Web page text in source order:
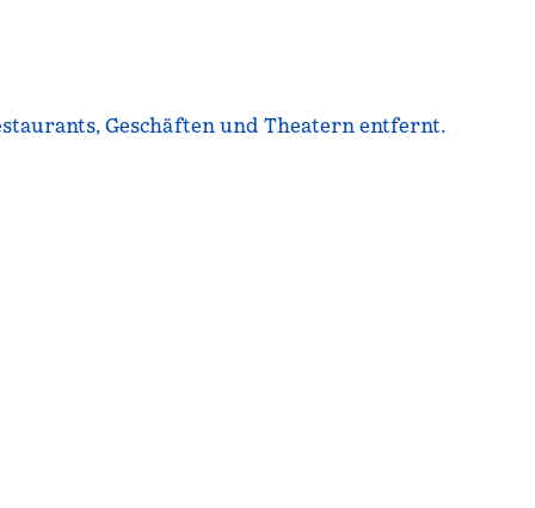
Geschäften und Theatern entfernt.